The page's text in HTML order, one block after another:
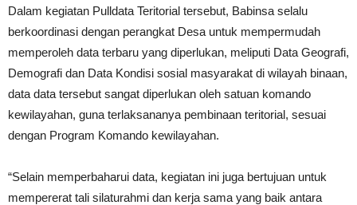
Dalam kegiatan Pulldata Teritorial tersebut, Babinsa selalu
berkoordinasi dengan perangkat Desa untuk mempermudah
memperoleh data terbaru yang diperlukan, meliputi Data Geografi,
Demografi dan Data Kondisi sosial masyarakat di wilayah binaan,
data data tersebut sangat diperlukan oleh satuan komando
kewilayahan, guna terlaksananya pembinaan teritorial, sesuai
dengan Program Komando kewilayahan.
“Selain memperbaharui data, kegiatan ini juga bertujuan untuk
mempererat tali silaturahmi dan kerja sama yang baik antara